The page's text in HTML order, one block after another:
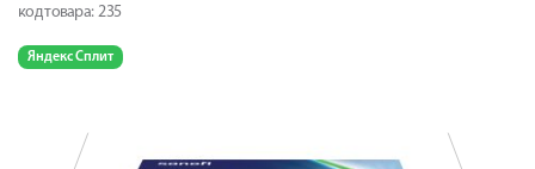
код товара: 235
Яндекс Сплит